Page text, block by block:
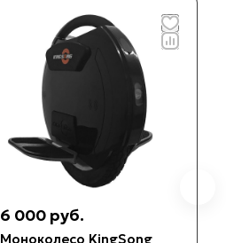
6 000 руб.
Моноколесо KingSong